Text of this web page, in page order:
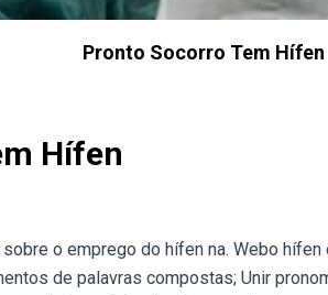
Pronto Socorro Tem Hífen
Hífen
o emprego do hífen na. Webo
de palavras compostas; Unir